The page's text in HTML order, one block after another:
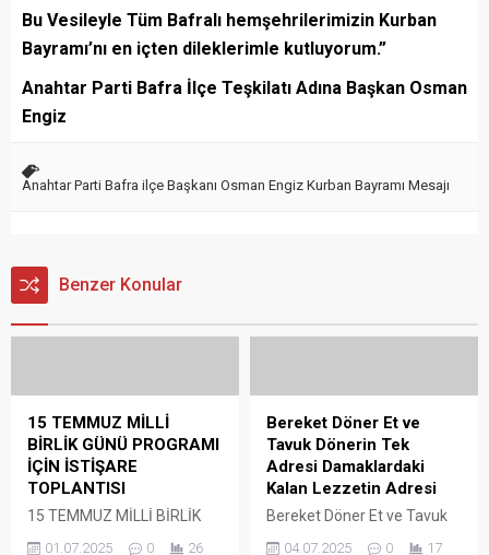
Bu Vesileyle Tüm Bafralı hemşehrilerimizin Kurban
Bayramı’nı en içten dileklerimle kutluyorum.”
Anahtar Parti Bafra İlçe Teşkilatı Adına Başkan Osman
Engiz
Anahtar Parti Bafra ilçe Başkanı Osman Engiz Kurban Bayramı Mesajı
Benzer Konular
15 TEMMUZ MİLLİ
BİRLİK GÜNÜ PROGRAMI
İÇİN İSTİŞARE
TOPLANTISI
15 TEMMUZ MİLLİ BİRLİK
01.07.2025 0 26
Bereket Döner Et ve
Tavuk Dönerin Tek
Adresi Damaklardaki
Kalan Lezzetin Adresi
Bereket Döner Et ve Tavuk
04.07.2025 0 17